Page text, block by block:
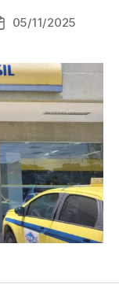
05/11/2025